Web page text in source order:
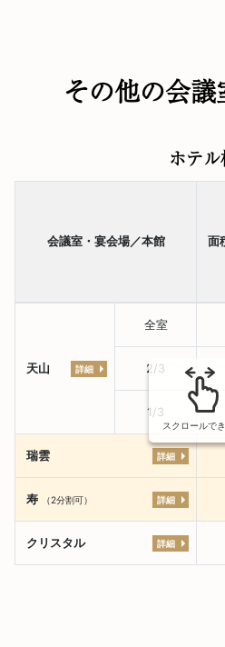
その他の会
ホテ
会議室・宴会場／本館 面
天山 詳細
全室
2/3
1/3
瑞雲 詳細
寿 （2分割可） 詳細
クリスタル 詳細
スクロールで